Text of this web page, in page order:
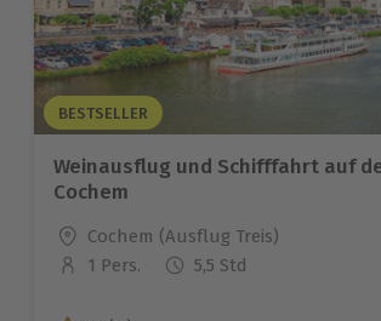
BESTSELLER
Weinausflug und Schifffahrt auf
Cochem
Standort
Cochem (Ausflug Treis)
Anzahl der Teilnehmer
1 Pers. 5,5 Std